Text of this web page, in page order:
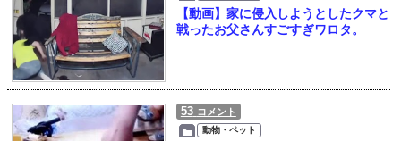
【動画】家に侵入しようとしたクマと
戦ったお父さんすごすぎワロタ。
53 コメント
動物・ペット